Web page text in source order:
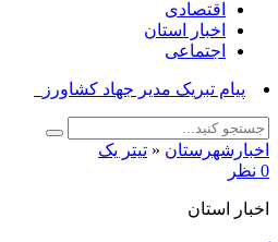
اقتصادی
اخبار استان
اجتماعی
پیام تبریک مدیر جهاد کشاورزی ازنا_
اخبارشهرستان « تیتر یک
0 نظر
اخبار استان